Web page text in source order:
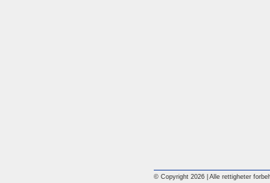
© Copyright 2026 | Alle rettigheter